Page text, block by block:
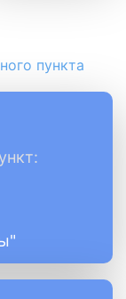
пункта